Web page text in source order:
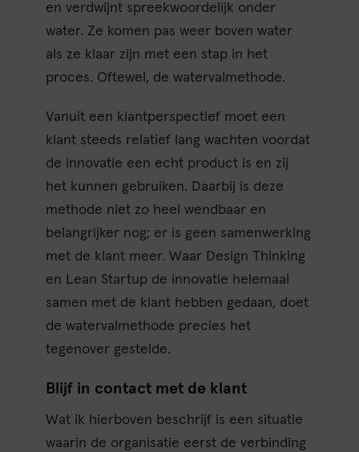
en verdwijnt spreekwoordelijk onder
water. Ze komen pas weer boven water
als ze klaar zijn met een stap in het
proces. Oftewel, de watervalmethode.
Vanuit een klantperspectief moet een
klant steeds relatief lang wachten voordat
de innovatie een echt product is en zij
het kunnen gebruiken. Daarbij is deze
methode niet zo heel wendbaar en
belangrijker nog; er is geen samenwerking
met de klant meer. Waar Design Thinking
en Lean Startup de innovatie helemaal
samen met de klant hebben gedaan, doet
de watervalmethode precies het
tegenover gestelde.
Blijf in contact met de klant
Wat ik hierboven beschrijf is een situatie
waarin de organisatie eerst de verbinding